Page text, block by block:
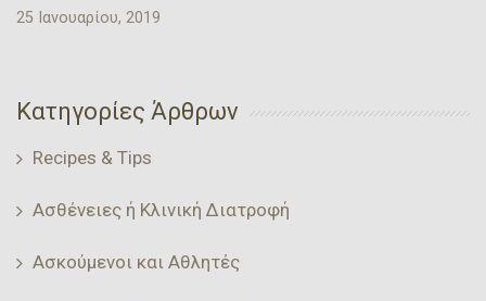
25 Ιανουαρίου, 2019
Κατηγορίες Άρθρων
Recipes & Tips
Ασθένειες ή Κλινική Διατροφή
Ασκούμενοι και Αθλητές